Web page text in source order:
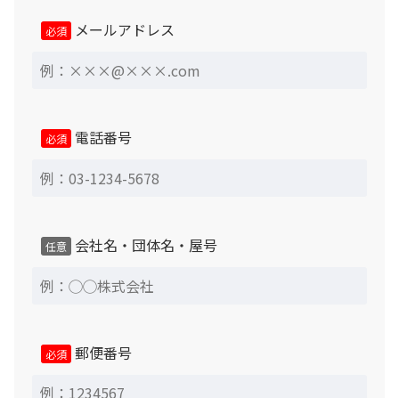
返品・交換・キャンセルについて
必須 メールアドレス
必須 電話番号
任意 会社名・団体名・屋号
必須 郵便番号